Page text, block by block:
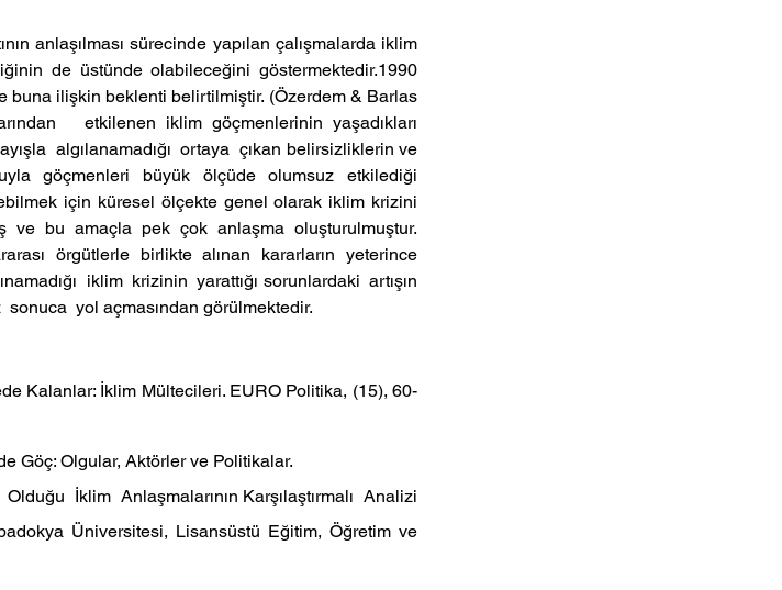
anlaşılması sürecinde yapılan çalışmalarda iklim
de üstünde olabileceğini göstermektedir.1990
buna ilişkin beklenti belirtilmiştir. (Özerdem & Barlas
etkilenen  iklim  göçmenlerinin  yaşadıkları
algılanamadığı  ortaya  çıkan belirsizliklerin ve
göçmenleri büyük ölçüde olumsuz etkilediği
için küresel ölçekte genel olarak iklim krizini
ve  bu  amaçla  pek  çok  anlaşma  oluşturulmuştur.
örgütlerle birlikte alınan kararların yeterince
iklim  krizinin  yarattığı sorunlardaki  artışın
yol açmasından görülmektedir.
Kalanlar: İklim Mültecileri. EURO Politika, (15), 60-
Göç: Olgular, Aktörler ve Politikalar.
İklim  Anlaşmalarının Karşılaştırmalı  Analizi
Üniversitesi, Lisansüstü Eğitim, Öğretim ve